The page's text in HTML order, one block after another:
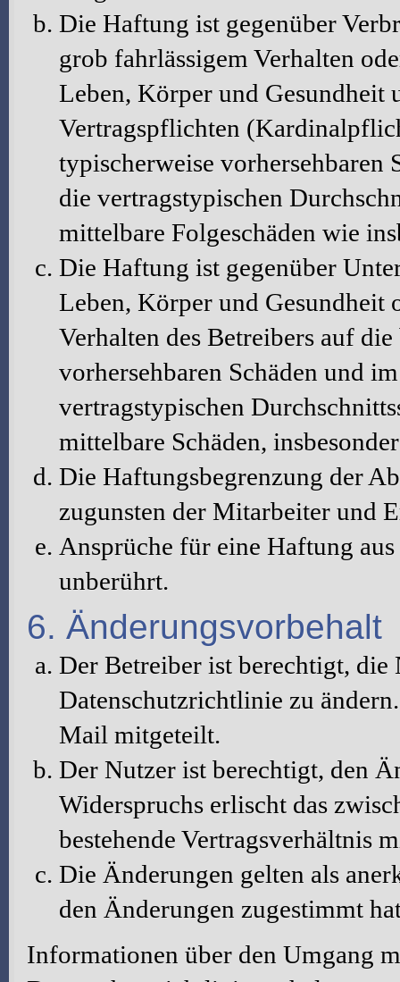
Die Haftung ist gegenüber
grob fahrlässigem Verhalten
Leben, Körper und Gesundheit
Vertragspflichten
typischerweise vorhersehbaren
die vertragstypischen
mittelbare Folgeschäden wie
Die Haftung ist gegenüber
Leben, Körper und Gesundheit
Verhalten des Betreibers auf
vorhersehbaren Schäden und
vertragstypischen
mittelbare Schäden,
Die Haftungsbegrenzung der
zugunsten der Mitarbeiter und
Ansprüche für eine Haftung
unberührt.
6. Änderungsvorbehalt
Der Betreiber ist berechtigt,
Datenschutzrichtlinie zu
Mail mitgeteilt.
Der Nutzer ist berechtigt, den
Widerspruchs erlischt das
bestehende Vertragsverhältnis
Die Änderungen gelten als
den Änderungen zugestimmt
Informationen über den Umgang